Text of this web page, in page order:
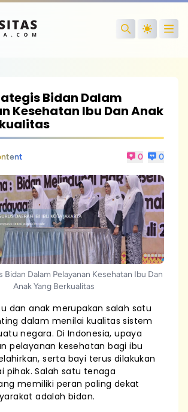
Search
Bidan Dalam
Kesehatan Ibu Dan Anak
0 0
Bidan Dalam Pelayanan Kesehatan Ibu Dan
Anak Yang Berkualitas
dan anak merupakan salah satu
dalam menilai kualitas sistem
negara. Di Indonesia, upaya
pelayanan kesehatan bagi ibu
serta bayi terus dilakukan
pihak. Salah satu tenaga
memiliki peran paling dekat
adalah bidan.